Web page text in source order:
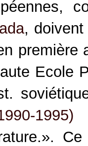
,
première
Ecole
1995)